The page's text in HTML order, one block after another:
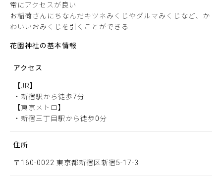
常にアクセスが良い
お稲荷さんにちなんだキツネみくじやダルマみくじなど、か
わいいおみくじを引くことができる
花園神社の基本情報
アクセス
【JR】
・新宿駅から徒歩7分
【東京メトロ】
・新宿三丁目駅から徒歩0分
住所
〒160-0022 東京都新宿区新宿5-17-3